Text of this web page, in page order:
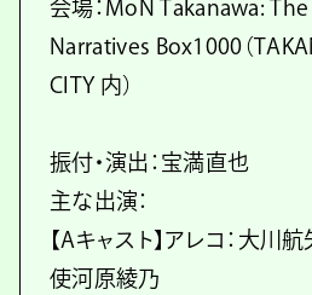
会場：MoN Takanawa:
Narratives Box1000（
CITY 内）
振付・演出：宝満直也
主な出演：
【Aキャスト】アレコ：大川
使河原綾乃